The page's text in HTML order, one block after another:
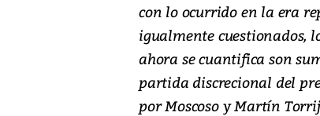
con lo ocurrido en la era
igualmente cuestionados,
ahora se cuantifica son
partida discrecional del
por Moscoso y Martín